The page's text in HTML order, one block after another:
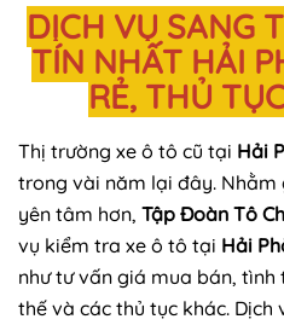
DỊCH VỤ SANG
TÍN NHẤT HẢI
RẺ, THỦ
Thị trường xe ô tô cũ tại Hải
trong vài năm lại đây. Nhằm
yên tâm hơn, Tập Đoàn Tô
vụ kiểm tra xe ô tô tại Hải
như tư vấn giá mua bán,
thế và các thủ tục khác.